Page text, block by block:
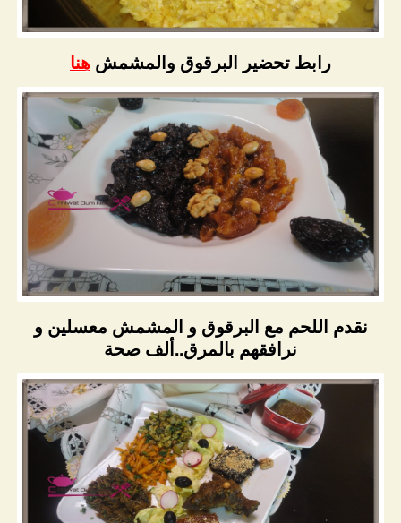
رابط تحضير البرقوق والمشمش هنا
نقدم اللحم مع البرقوق و المشمش معسلين و
نرافقهم بالمرق..ألف صحة